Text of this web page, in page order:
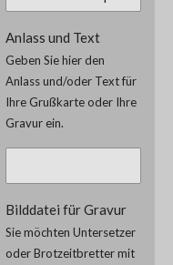
Anlass und Text
Geben Sie hier den
Anlass und/oder Text für
Ihre Grußkarte oder Ihre
Gravur ein.
Bilddatei für Gravur
Sie möchten Untersetzer
oder Brotzeitbretter mit